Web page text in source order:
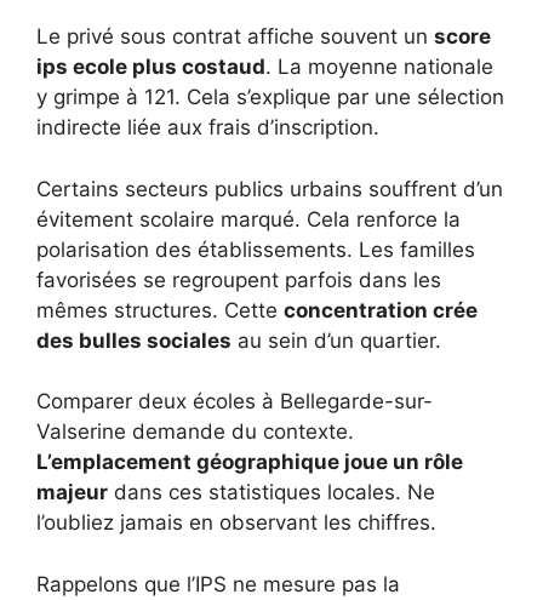
Le privé sous contrat affiche souvent un score
ips ecole plus costaud. La moyenne nationale
y grimpe à 121. Cela s’explique par une sélection
indirecte liée aux frais d’inscription.
Certains secteurs publics urbains souffrent d’un
évitement scolaire marqué. Cela renforce la
polarisation des établissements. Les familles
favorisées se regroupent parfois dans les
mêmes structures. Cette concentration crée
des bulles sociales au sein d’un quartier.
Comparer deux écoles à Bellegarde-sur-
Valserine demande du contexte.
L’emplacement géographique joue un rôle
majeur dans ces statistiques locales. Ne
l’oubliez jamais en observant les chiffres.
Rappelons que l’IPS ne mesure pas la